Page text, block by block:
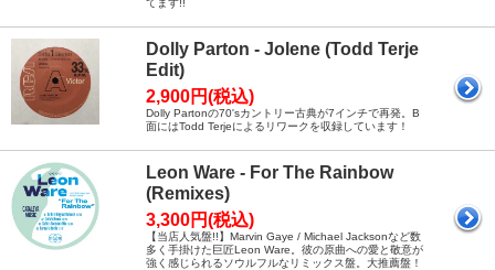
てます!!
Dolly Parton - Jolene (Todd Terje
Edit)
2,900円(税込)
Dolly Partonの70'sカントリー古典が7インチで再発。B
面にはTodd Terjeによるリワークを収録しています！
Leon Ware - For The Rainbow
(Remixes)
3,300円(税込)
【当店人気盤!!】Marvin Gaye / Michael Jacksonなど数
多く手掛けた巨匠Leon Ware。彼の原曲への愛と敬意が
強く感じられるソウルフルなリミックス盤。大推薦盤！